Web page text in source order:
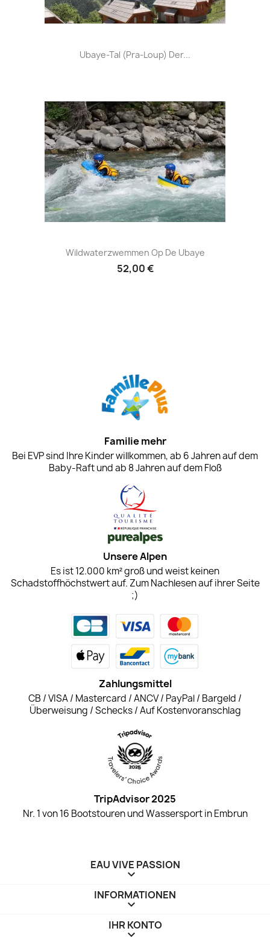
Ubaye-Tal (Pra-Loup) Der...
Wildwaterzwemmen Op De Ubaye
52,00 €
Familie mehr
Bei EVP sind Ihre Kinder willkommen, ab 6 Jahren auf dem
Baby-Raft und ab 8 Jahren auf dem Floß
Unsere Alpen
Es ist 12.000 km² groß und weist keinen
Schadstoffhöchstwert auf. Zum Nachlesen auf ihrer Seite
;)
Zahlungsmittel
CB / VISA / Mastercard / ANCV / PayPal / Bargeld /
Überweisung / Schecks / Auf Kostenvoranschlag
TripAdvisor 2025
Nr. 1 von 16 Bootstouren und Wassersport in Embrun
EAU VIVE PASSION

INFORMATIONEN

IHR KONTO